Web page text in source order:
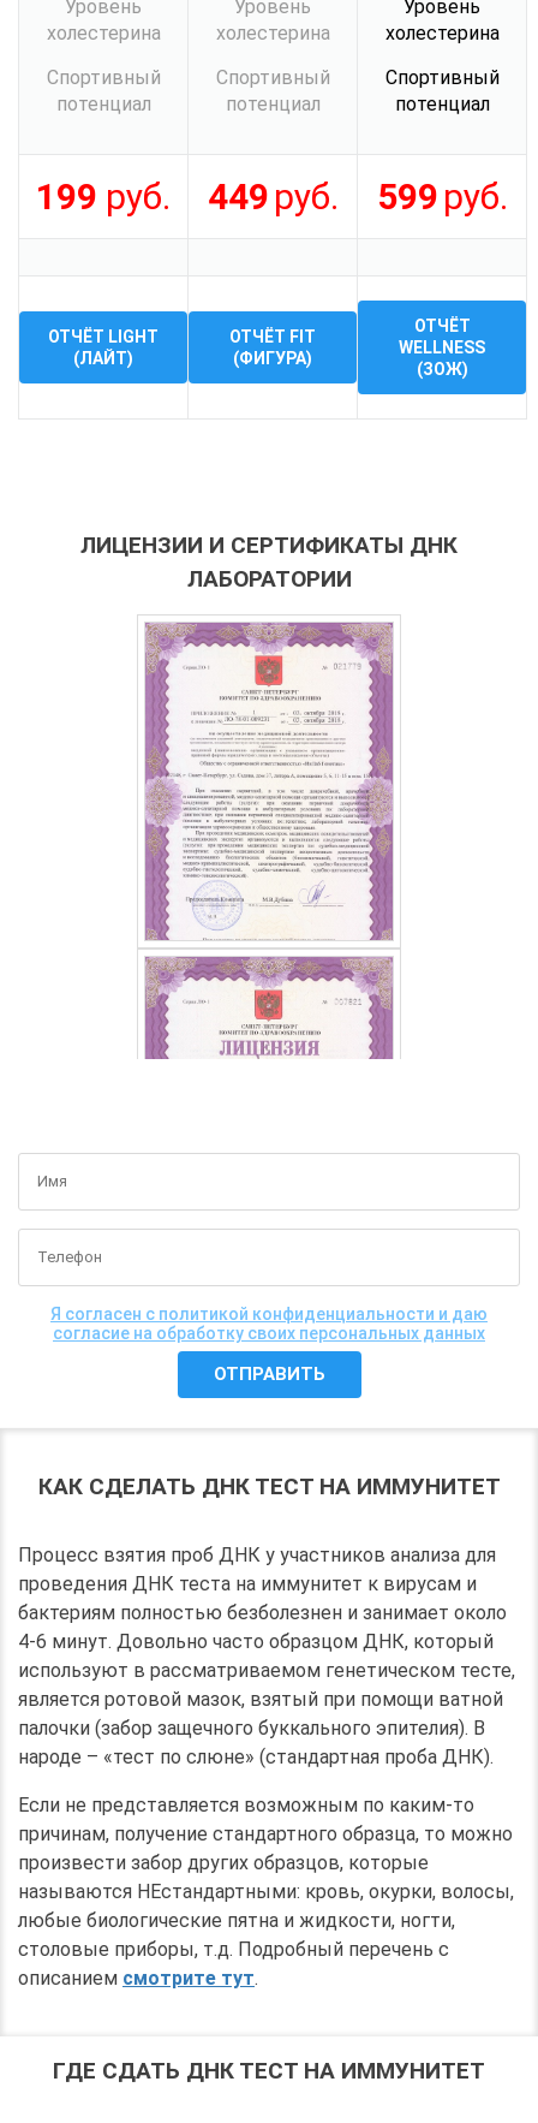
Уровень
холестерина
Спортивный
потенциал
Уровень
холестерина
Спортивный
потенциал
Уровень
холестерина
Спортивный
потенциал
199 руб. 449 руб. 599 руб.
ОТЧЁТ LIGHT
(ЛАЙТ)
ОТЧЁТ FIT
(ФИГУРА)
ОТЧЁТ
WELLNESS
(ЗОЖ)
ЛИЦЕНЗИИ И СЕРТИФИКАТЫ ДНК
ЛАБОРАТОРИИ
Я согласен с политикой конфиденциальности и даю
согласие на обработку своих персональных данных
КАК СДЕЛАТЬ ДНК ТЕСТ НА ИММУНИТЕТ
Процесс взятия проб ДНК у участников анализа для
проведения ДНК теста на иммунитет к вирусам и
бактериям полностью безболезнен и занимает около
4-6 минут. Довольно часто образцом ДНК, который
используют в рассматриваемом генетическом тесте,
является ротовой мазок, взятый при помощи ватной
палочки (забор защечного буккального эпителия). В
народе – «тест по слюне» (стандартная проба ДНК).
Если не представляется возможным по каким-то
причинам, получение стандартного образца, то можно
произвести забор других образцов, которые
называются НЕстандартными: кровь, окурки, волосы,
любые биологические пятна и жидкости, ногти,
столовые приборы, т.д. Подробный перечень с
описанием смотрите тут.
ГДЕ СДАТЬ ДНК ТЕСТ НА ИММУНИТЕТ